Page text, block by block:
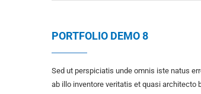
PORTFOLIO DEMO 8
Sed ut perspiciatis unde omnis iste natus
ab illo inventore veritatis et quasi architecto